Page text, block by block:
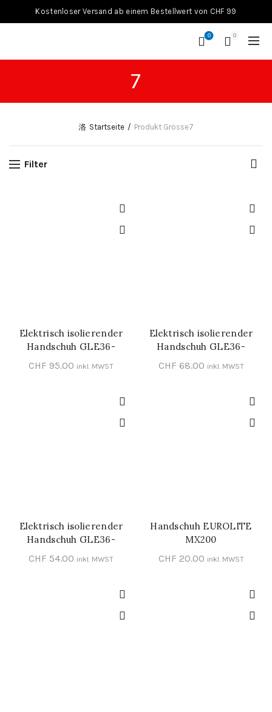
Kostenloser Versand ab einem Bestellwert von CHF 99
0 0
7
Startseite Produkt Grösse7
Filter
SCHNELL-EINKAUF
Elektrisch isolierender
Handschuh GLE36-
1_CLASS 1
CHF 95.00 inkl. MWST
SCHNELL-EINKAUF
Elektrisch isolierender
Handschuh GLE36-
0_CLASS 0
CHF 68.00 inkl. MWST
SCHNELL-EINKAUF
Elektrisch isolierender
Handschuh GLE36-
00_CLASS 00
CHF 54.00 inkl. MWST
SCHNELL-EINKAUF
Handschuh EUROLITE
MX200
CHF 20.00 inkl. MWST